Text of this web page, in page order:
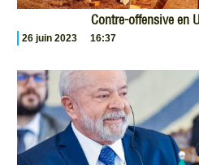
Contre-offensive en
26 juin 2023 16:37